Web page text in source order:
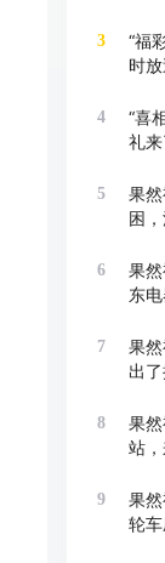
3
“福
时
4
“喜
礼
5
果
困
6
果
东
7
果
出了
8
果
站
9
果
轮